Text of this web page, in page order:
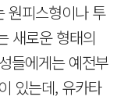
원피스형이나 투
새로운 형태의
들에게는 예전부
있는데, 유카타